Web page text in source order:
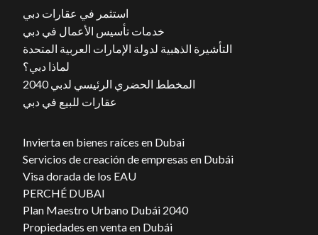
استثمر في عقارات دبي
خدمات تأسيس الأعمال في دبي
التأشيرة الذهبية لدولة الإمارات العربية المتحدة
لماذا دبي؟
المخطط الحضري الرئيسي لدبي 2040
عقارات للبيع في دبي
Invierta en bienes raíces en Dubai
Servicios de creación de empresas en Dubái
Visa dorada de los EAU
PERCHÉ DUBAI
Plan Maestro Urbano Dubái 2040
Propiedades en venta en Dubái